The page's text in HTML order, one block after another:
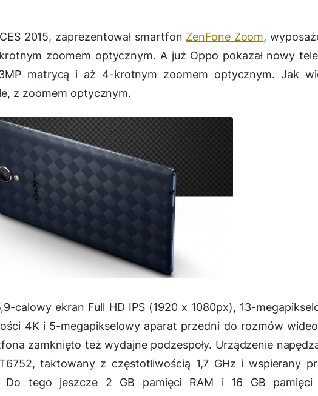
2015, zaprezentował smartfon ZenFone Zoom,
zoomem optycznym. A już Oppo pokazał nowy
matrycą i aż 4-krotnym zoomem optycznym. Jak
z zoomem optycznym.
calowy ekran Full HD IPS (1920 x 1080px), 13-
4K i 5-megapikselowy aparat przedni do rozmów
zamknięto też wydajne podzespoły. Urządzenie
taktowany z częstotliwością 1,7 GHz i wspierany
Do tego jeszcze 2 GB pamięci RAM i 16 GB pamięci